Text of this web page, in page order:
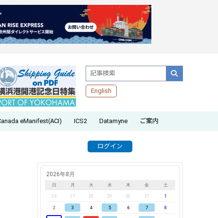
English
eManifest(ACI) ICS2 Datamyne ご案内